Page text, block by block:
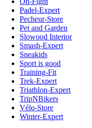
Padel-Expert
Pecheur-Store
Pet and Garden
Slowood Interior
Smash-Expert
Sneakids
Sport is good
Training-Fit
Trek-Expert
Triathlon-Expert
TripNBikers
Vélo-Store
Winter-Expert